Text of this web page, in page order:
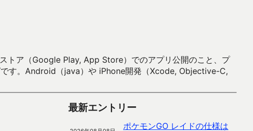
トア（Google Play, App Store）でのアプリ公開のこと、プ
す。Android（java）や iPhone開発（Xcode, Objective-C,
最新エントリー
ポケモンGO レイドの仕様は